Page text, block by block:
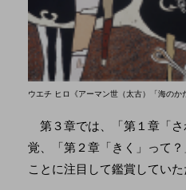
ウエチ ヒロ《アーマン世（太古）「海の
第３章では、「第１章「
覚、「第２章「きく」って？
ことに注目して鑑賞していた